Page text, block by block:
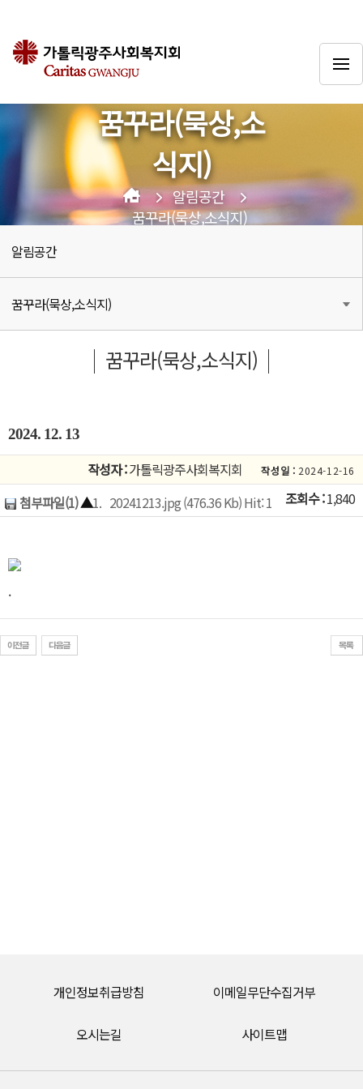
꿈꾸라(묵상,소
식지)
알림공간
꿈꾸라(묵상,소식지)
알림공간
꿈꾸라(묵상,소식지)
꿈꾸라(묵상,소식지)
2024. 12. 13
작성자 :가톨릭광주사회복지회 작성일 : 2024-12-16
조회수 :1,840
첨부파일(1)▲1. 20241213.jpg (476.36 Kb) Hit: 1
.
개인정보취급방침 이메일무단수집거부
오시는길 사이트맵